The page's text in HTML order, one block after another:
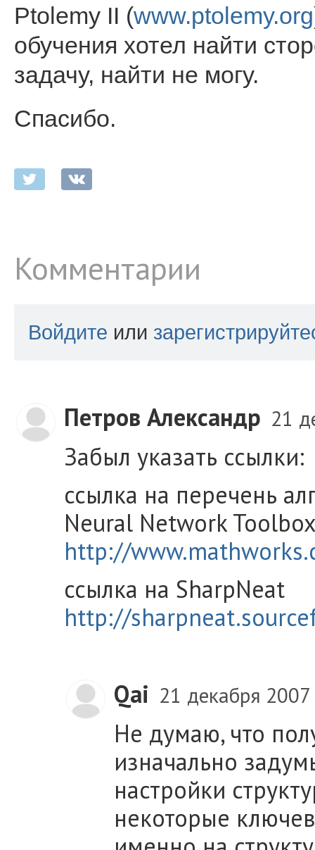
Ptolemy II (www.ptolemy.org
обучения хотел найти
задачу, найти не могу.
Спасибо.
Комментарии
Войдите или
Петров Александр 21
Забыл указать ссылки:
ссылка на перечень
Neural Network
http://
ссылка на SharpNeat
http://
Qai 21 декабря
Не думаю, что
изначально
настройки
некоторые